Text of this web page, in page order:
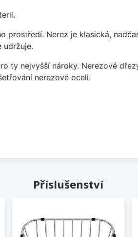
prostředí. Nerez je klasická,
udržuje.
ty nejvyšší nároky. Nerezové
nerezové oceli.
Příslušenství